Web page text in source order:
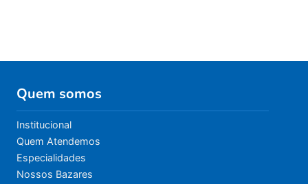
Quem somos
Institucional
Quem Atendemos
Especialidades
Nossos Bazares